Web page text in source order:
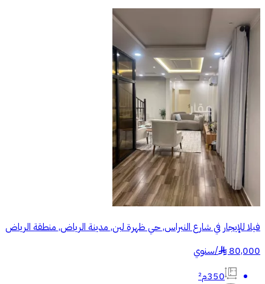
فيلا للإيجار في شارع النبراس, حي ظهرة لبن, مدينة الرياض, منطقة الرياض
80,000
§
/سنوي
350م²